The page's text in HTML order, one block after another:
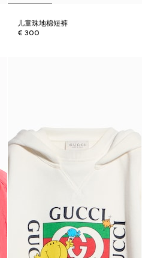
儿童珠地棉短裤
€ 300